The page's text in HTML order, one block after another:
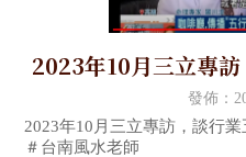
2023年10月三立專
助運擺設 ＃台南風水
屏東
發佈：
2023年10月三立專訪，談行
＃台南風水老師